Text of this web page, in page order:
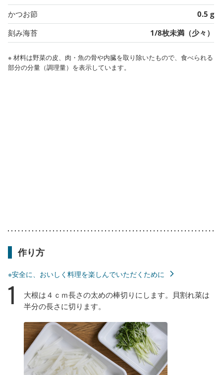
かつお節
0.5 g
刻み海苔
1/8枚未満（少々）
※ 材料は野菜の皮、肉・魚の骨や内臓を取り除いたもので、食べられる
部分の分量（調理量）を表示しています。
作り方
※安全に、おいしく料理を楽しんでいただくために
1
大根は４ｃｍ長さの太めの棒切りにします。貝割れ菜は
半分の長さに切ります。